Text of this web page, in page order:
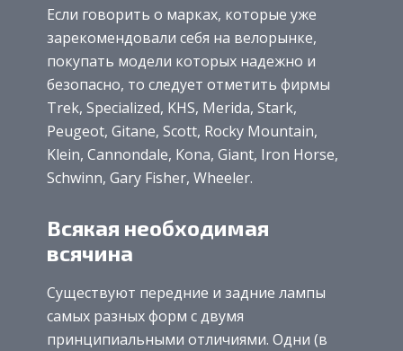
Если говорить о марках, которые уже
зарекомендовали себя на велорынке,
покупать модели которых надежно и
безопасно, то следует отметить фирмы
Trek, Specialized, KHS, Merida, Stark,
Peugeot, Gitane, Scott, Rocky Mountain,
Klein, Cannondale, Kona, Giant, Iron Horse,
Schwinn, Gary Fisher, Wheeler.
Всякая необходимая
всячина
Существуют передние и задние лампы
самых разных форм с двумя
принципиальными отличиями. Одни (в